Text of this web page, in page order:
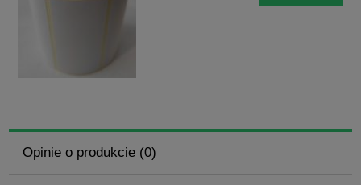
Opinie o produkcie (0)